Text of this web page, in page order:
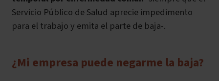
Servicio Público de Salud aprecie impedimento
para el trabajo y emita el parte de baja-.
¿Mi empresa puede negarme la baja?